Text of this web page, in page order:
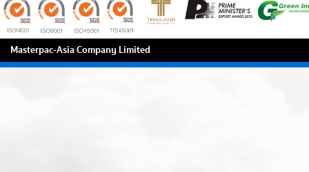
Masterpac-Asia Company Limited